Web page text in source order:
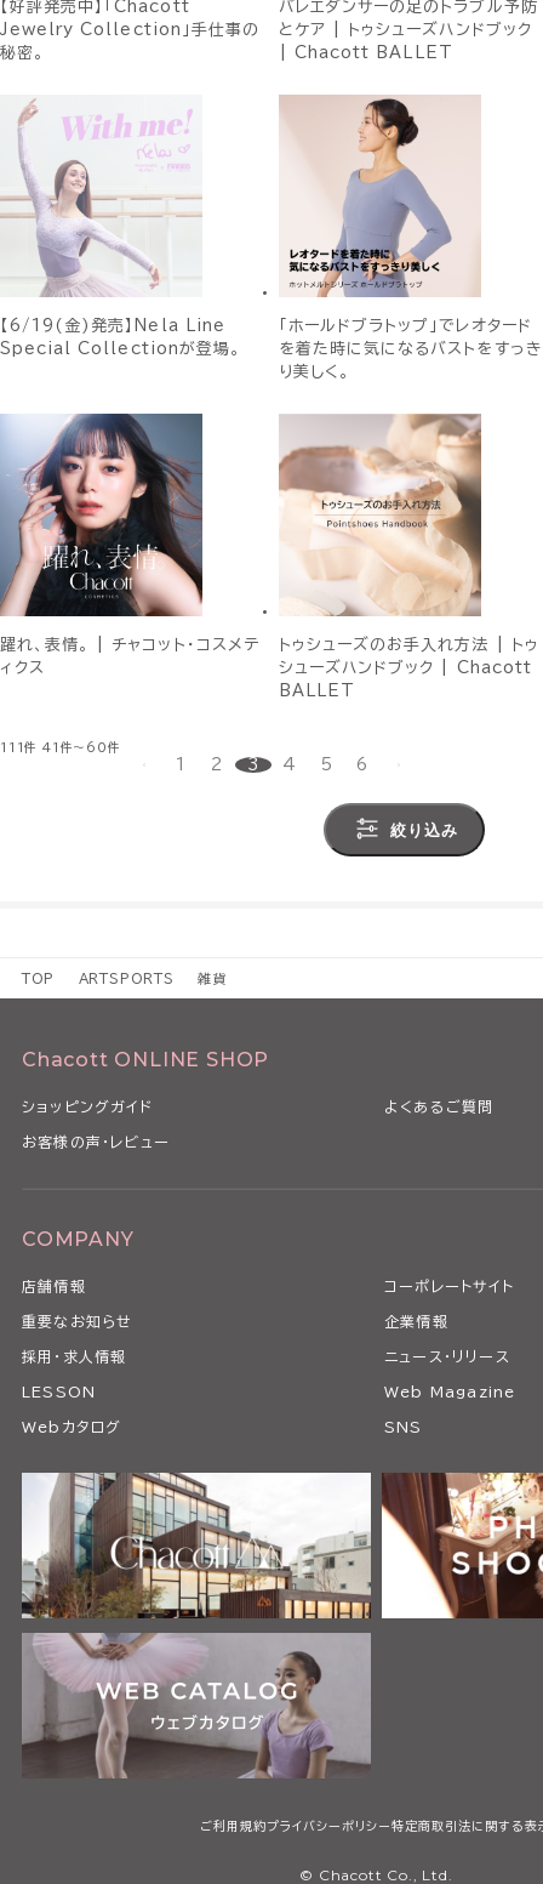
【好評発売中】「Chacott
Jewelry Collection」手仕事の
秘密。
バレエダンサーの足のトラブル予防
とケア | トゥシューズハンドブック
| Chacott BALLET
【6/19(金)発売】Nela Line
Special Collectionが登場。
「ホールドブラトップ」でレオタード
を着た時に気になるバストをすっき
り美しく。
躍れ、表情。 | チャコット・コスメテ
ィクス
トゥシューズのお手入れ方法 | トゥ
シューズハンドブック | Chacott
BALLET
111件 41件～60件
1 2 3 4 5 6
絞り込み
TOP ARTSPORTS 雑貨
Chacott ONLINE SHOP
ショッピングガイド よくあるご質問
お客様の声・レビュー
COMPANY
店舗情報 コーポレートサイト
重要なお知らせ 企業情報
採用・求人情報 ニュース・リリース
LESSON Web Magazine
Webカタログ SNS
ご利用規約プライバシーポリシー特定商取引法に関する表
© Chacott Co., Ltd.